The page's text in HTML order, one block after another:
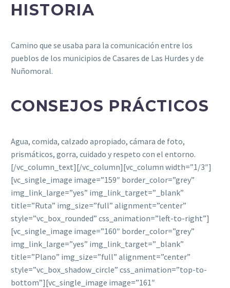
HISTORIA
Camino que se usaba para la comunicación entre los
pueblos de los municipios de Casares de Las Hurdes y de
Nuñomoral.
CONSEJOS PRÁCTICOS
Agua, comida, calzado apropiado, cámara de foto,
prismáticos, gorra, cuidado y respeto con el entorno.
[/vc_column_text][/vc_column][vc_column width=”1/3″]
[vc_single_image image=”159″ border_color=”grey”
img_link_large=”yes” img_link_target=”_blank”
title=”Ruta” img_size=”full” alignment=”center”
style=”vc_box_rounded” css_animation=”left-to-right”]
[vc_single_image image=”160″ border_color=”grey”
img_link_large=”yes” img_link_target=”_blank”
title=”Plano” img_size=”full” alignment=”center”
style=”vc_box_shadow_circle” css_animation=”top-to-
bottom”][vc_single_image image=”161″